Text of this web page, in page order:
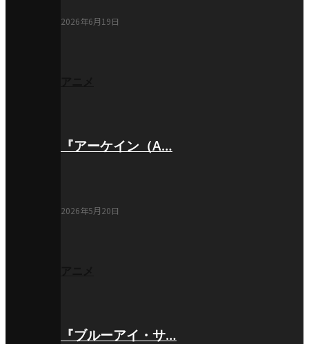
2026年6月19日
『アーケイン（A…
2026年5月20日
『ブルーアイ・サ…